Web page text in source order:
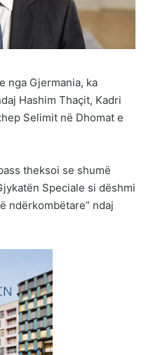
nga Gjermania, ka
Hashim Thaçit, Kadri
Selimit në Dhomat e
theksoi se shumë
Speciale si dëshmi
ndërkombëtare” ndaj